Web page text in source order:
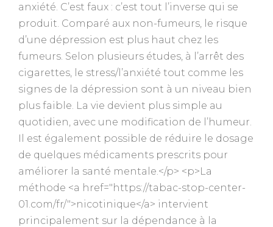
anxiété. C’est faux : c’est tout l’inverse qui se
produit. Comparé aux non-fumeurs, le risque
d’une dépression est plus haut chez les
fumeurs. Selon plusieurs études, à l’arrêt des
cigarettes, le stress/l’anxiété tout comme les
signes de la dépression sont à un niveau bien
plus faible. La vie devient plus simple au
quotidien, avec une modification de l’humeur.
Il est également possible de réduire le dosage
de quelques médicaments prescrits pour
améliorer la santé mentale.</p> <p>La
méthode <a href="https://tabac-stop-center-
01.com/fr/">nicotinique</a> intervient
principalement sur la dépendance à la